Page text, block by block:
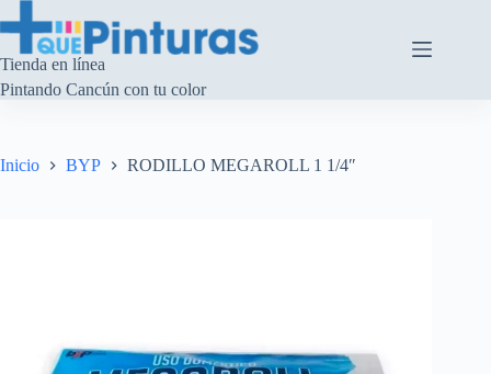
al
contenido
Tienda en línea
Pintando Cancún con tu color
Inicio BYP RODILLO MEGAROLL 1 1/4″